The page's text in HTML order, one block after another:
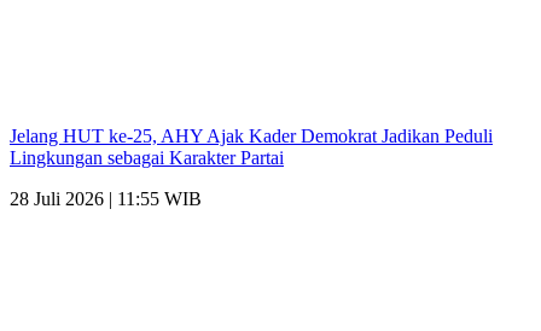
Jelang HUT ke-25, AHY Ajak Kader Demokrat Jadikan Peduli
Lingkungan sebagai Karakter Partai
28 Juli 2026 | 11:55 WIB